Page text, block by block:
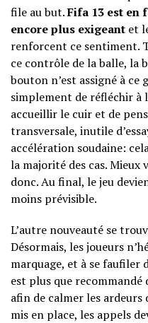
file au but.Fifa 13 est en
encore plus exigeant et
renforcent ce sentiment.
ce contrôle de la balle, la
bouton n’est assigné à
simplement de réfléchir à
accueillir le cuir et de
transversale, inutile
accélération soudaine:
la majorité des cas.
donc. Au final, le jeu
moins prévisible.
L’autre nouveauté se
Désormais, les joueurs
marquage, et à se faufiler
est plus que
afin de calmer les
mis en place, les appels